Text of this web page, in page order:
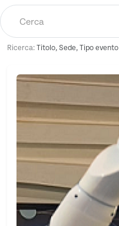
Ricerca: Titolo, Sede, Tipo evento